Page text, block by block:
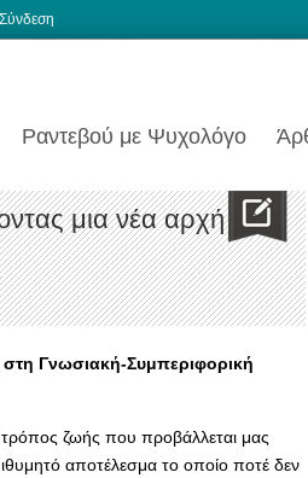
Σύνδεση
Ραντεβού με Ψυχολόγο
μια νέα αρχή
Γνωσιακή-Συμπεριφορική
ζωής που προβάλλεται μας
αποτέλεσμα το οποίο ποτέ δεν